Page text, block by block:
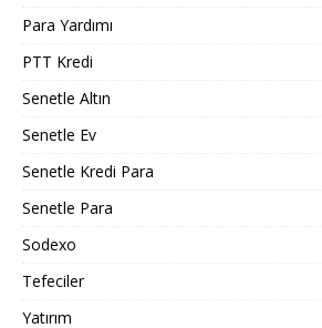
Para Yardımı
PTT Kredi
Senetle Altın
Senetle Ev
Senetle Kredi Para
Senetle Para
Sodexo
Tefeciler
Yatırım